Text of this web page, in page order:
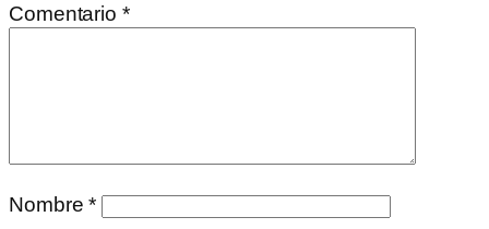
Comentario *
Nombre*